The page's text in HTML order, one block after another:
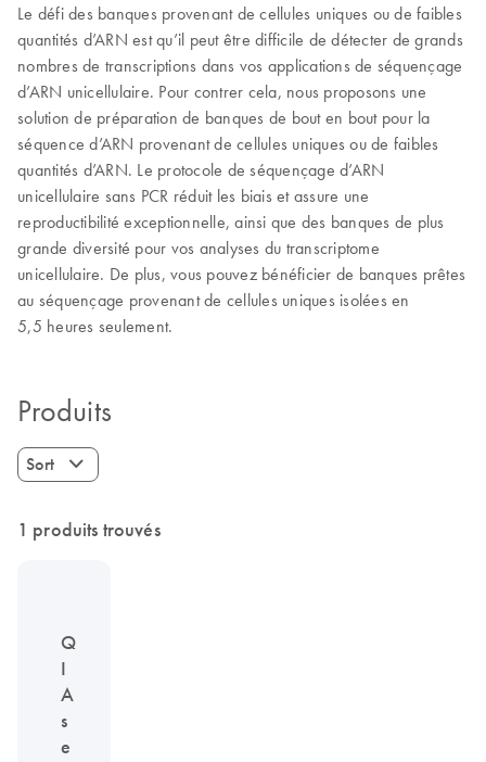
Le défi des banques provenant de cellules uniques ou de faibles
quantités d’ARN est qu’il peut être difficile de détecter de grands
nombres de transcriptions dans vos applications de séquençage
d’ARN unicellulaire. Pour contrer cela, nous proposons une
solution de préparation de banques de bout en bout pour la
séquence d’ARN provenant de cellules uniques ou de faibles
quantités d’ARN. Le protocole de séquençage d’ARN
unicellulaire sans PCR réduit les biais et assure une
reproductibilité exceptionnelle, ainsi que des banques de plus
grande diversité pour vos analyses du transcriptome
unicellulaire. De plus, vous pouvez bénéficier de banques prêtes
au séquençage provenant de cellules uniques isolées en
5,5 heures seulement.
Produits
Sort
1 produits trouvés
Q
I
A
s
e